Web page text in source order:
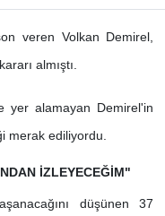
veren Volkan Demirel,
almıştı.
yer alamayan Demirel'in
merak ediliyordu.
İZLEYECEĞİM"
düşünen 37